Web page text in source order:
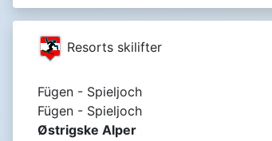
Resorts skilifter
Fügen - Spieljoch
Fügen - Spieljoch
Østrigske Alper